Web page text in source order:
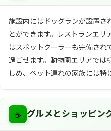
施設内にはドッグランが設置さ
とができます。レストランエリ
はスポットクーラーも完備さ
過ごせます。動物園エリアでは
しめ、ペット連れの家族には特
☕ グルメとショッピン